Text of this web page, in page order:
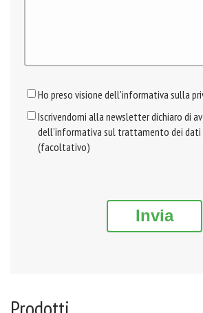
Ho preso visione dell'informativa sulla
Iscrivendomi alla newsletter dichiaro di
dell'informativa sul trattamento dei dati
(facoltativo)
Invia
Prodotti